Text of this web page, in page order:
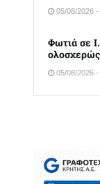
05/08/2026
Φωτιά σε
05/08/2026